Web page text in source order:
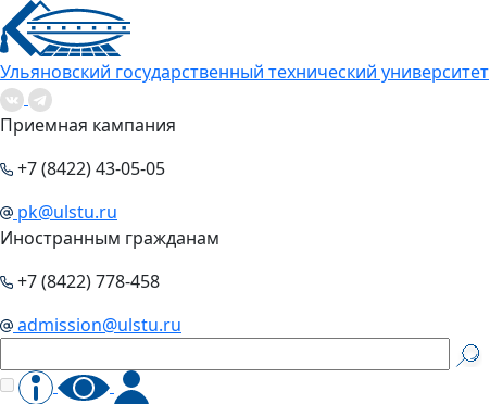
Ульяновский государственный технический университет
Приемная кампания
+7 (8422) 43-05-05
pk@ulstu.ru
Иностранным гражданам
+7 (8422) 778-458
admission@ulstu.ru